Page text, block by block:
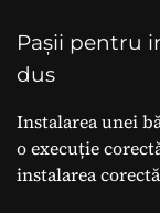
Pașii pentru
dus
Instalarea unei
o execuție
instalarea